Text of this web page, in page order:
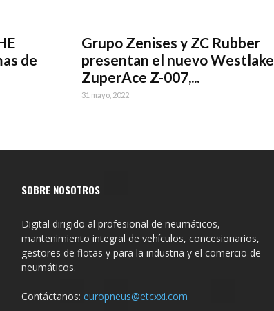
de
Grupo Zenises y ZC Rubber
presentan el nuevo Westlake
ZuperAce Z-007,...
31 mayo, 2022
SOBRE NOSOTROS
Digital dirigido al profesional de neumáticos,
mantenimiento integral de vehículos, concesionarios,
gestores de flotas y para la industria y el comercio de
neumáticos.
Contáctanos: europneus@etcxxi.com